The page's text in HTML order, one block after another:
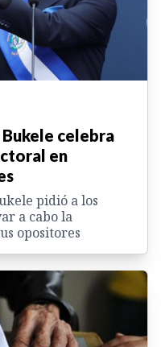
celebra
en
pidió a los
a cabo la
opositores